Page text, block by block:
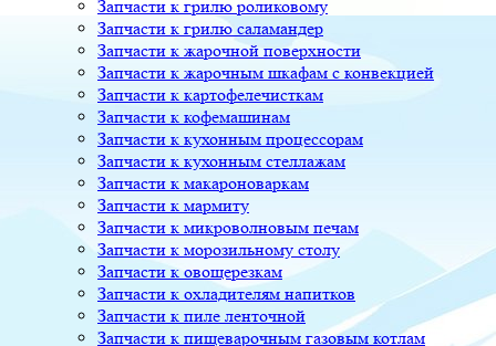
Запчасти к грилю роликовому
Запчасти к грилю саламандер
Запчасти к жарочной поверхности
Запчасти к жарочным шкафам с конвекцией
Запчасти к картофелечисткам
Запчасти к кофемашинам
Запчасти к кухонным процессорам
Запчасти к кухонным стеллажам
Запчасти к макароноваркам
Запчасти к мармиту
Запчасти к микроволновым печам
Запчасти к морозильному столу
Запчасти к овощерезкам
Запчасти к охладителям напитков
Запчасти к пиле ленточной
Запчасти к пищеварочным газовым котлам